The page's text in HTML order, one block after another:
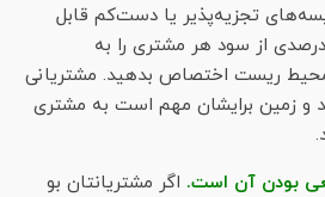
تجزیه‌پذیر یا دست‌کم قابل
از سود هر مشتری را به
ریست اختصاص بدهید. مشتریانی
و زمین برایشان مهم است به مشتری
بودن آن است. اگر مشتریانتان بو